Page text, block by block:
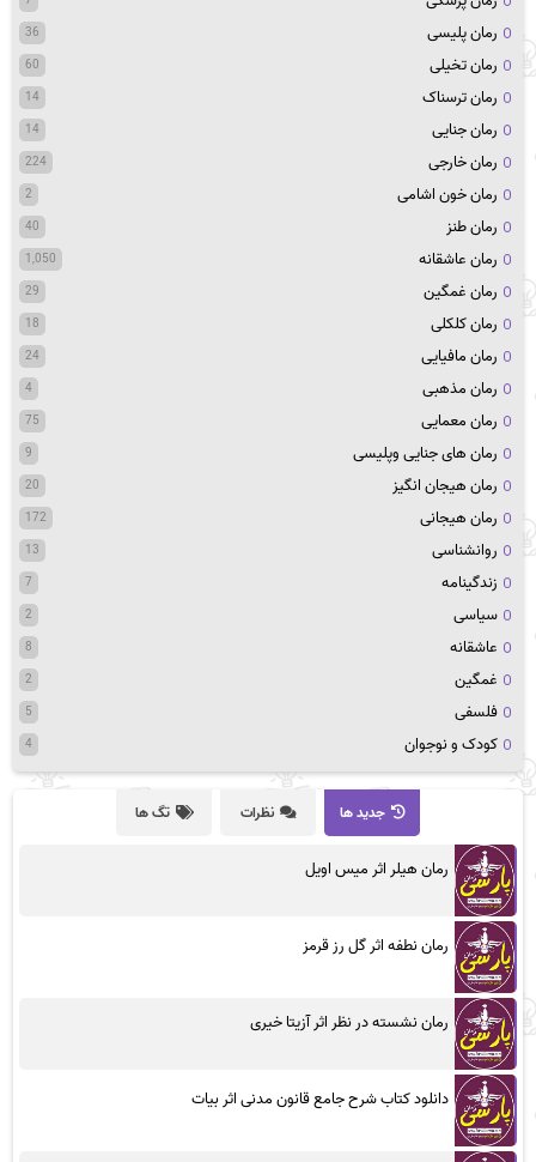
رمان پلیسی 36
رمان تخیلی 60
رمان ترسناک 14
رمان جنایی 14
رمان خارجی 224
رمان خون اشامی 2
رمان طنز 40
رمان عاشقانه 1,050
رمان غمگین 29
رمان کلکلی 18
رمان مافیایی 24
رمان مذهبی 4
رمان معمایی 75
رمان های جنایی وپلیسی 9
رمان هیجان انگیز 20
رمان هیجانی 172
روانشناسی 13
زندگینامه 7
سیاسی 2
عاشقانه 8
غمگین 2
فلسفی 5
کودک و نوجوان 4
جدید ها نظرات تگ ها
رمان هیلر اثر میس اویل
رمان نطفه اثر گل رز قرمز
رمان نشسته در نظر اثر آزیتا خیری
دانلود کتاب شرح جامع قانون مدنی اثر بیات